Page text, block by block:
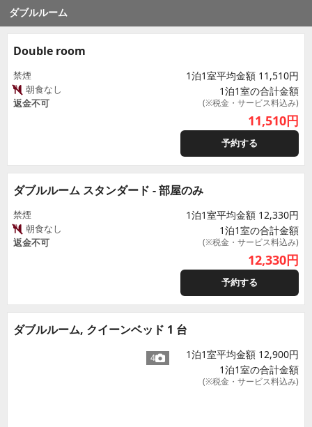
ダブルルーム
Double room
禁煙
朝食なし
返金不可
1泊1室平均金額 11,510円
1泊1室の合計金額
(※税金・サービス料込み)
11,510円
予約する
ダブルルーム スタンダード - 部屋のみ
禁煙
朝食なし
返金不可
1泊1室平均金額 12,330円
1泊1室の合計金額
(※税金・サービス料込み)
12,330円
予約する
ダブルルーム, クイーンベッド 1 台
4
1泊1室平均金額 12,900円
1泊1室の合計金額
(※税金・サービス料込み)